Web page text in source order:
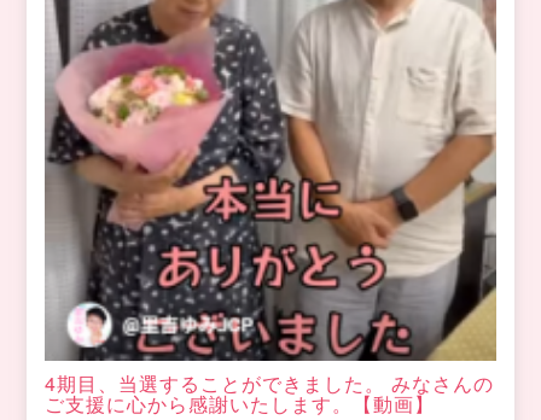
4期目、当選することができました。 みなさんの
ご支援に心から感謝いたします。【動画】